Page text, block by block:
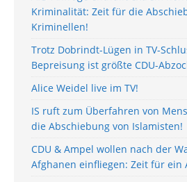
Kriminalität: Zeit für die
Kriminellen!
Trotz Dobrindt-Lügen in TV-
Bepreisung ist größte CDU-
Alice Weidel live im TV!
IS ruft zum Überfahren von
die Abschiebung von Islamisten!
CDU & Ampel wollen nach der
Afghanen einfliegen: Zeit für ein